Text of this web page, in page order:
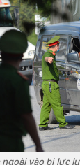
vào bị lực